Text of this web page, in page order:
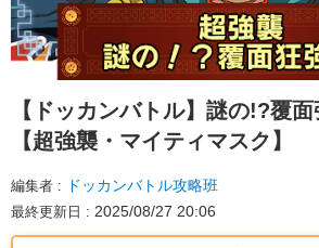
【ドッカンバトル】 謎の!?覆面
【超強襲・マイティマスク】
編集者 ドッカンバトル攻略班
最終更新日 2025/08/27 20:06